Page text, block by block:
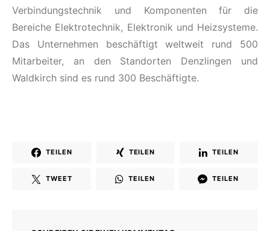
Verbindungstechnik und Komponenten für die
Bereiche Elektrotechnik, Elektronik und Heizsysteme.
Das Unternehmen beschäftigt weltweit rund 500
Mitarbeiter, an den Standorten Denzlingen und
Waldkirch sind es rund 300 Beschäftigte.
TEILEN TEILEN TEILEN
TWEET TEILEN TEILEN